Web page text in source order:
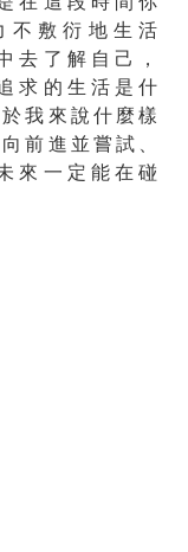
不敷衍地生活
去了解自己，
求的生活是什
我來說什麼樣
前進並嘗試、
來一定能在碰